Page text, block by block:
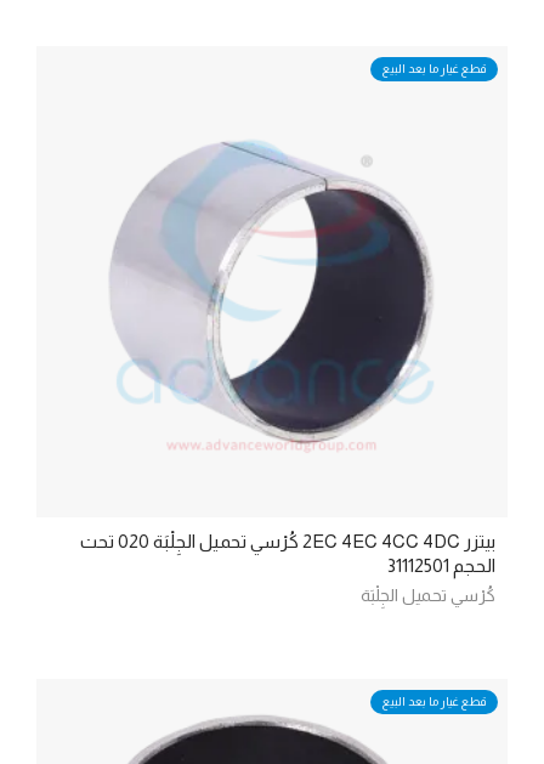
قطع غيار ما بعد البيع
بيتزر 2EC 4EC 4CC 4DC كُرْسي تحميل الجِلْبَة 020 تحت
الحجم 31112501
كُرْسي تحميل الجِلْبَة
قطع غيار ما بعد البيع